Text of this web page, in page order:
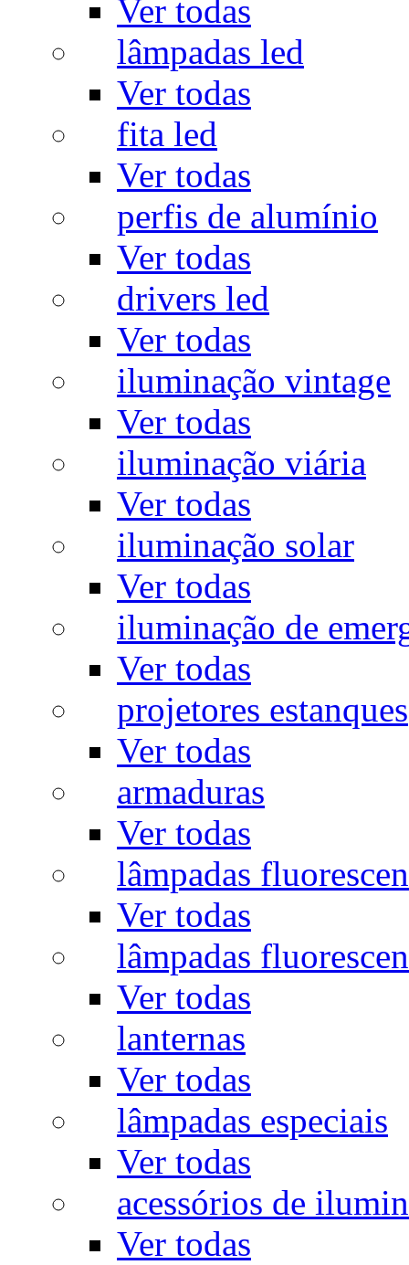
Ver todas
lâmpadas led
Ver todas
fita led
Ver todas
perfis de alumínio
Ver todas
drivers led
Ver todas
iluminação vintage
Ver todas
iluminação viária
Ver todas
iluminação solar
Ver todas
iluminação de
Ver todas
projetores estanques
Ver todas
armaduras
Ver todas
lâmpadas
Ver todas
lâmpadas
Ver todas
lanternas
Ver todas
lâmpadas especiais
Ver todas
acessórios de
Ver todas